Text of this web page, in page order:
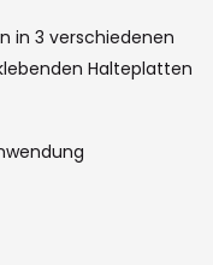
in 3 verschiedenen
Halteplatten